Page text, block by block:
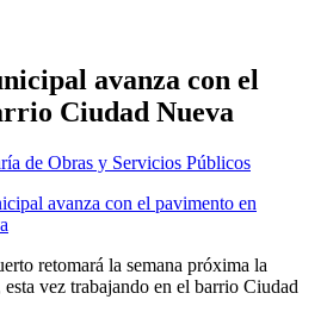
avanza con el
Ciudad Nueva
de Obras y Servicios Públicos
retomará la semana próxima la
vez trabajando en el barrio Ciudad